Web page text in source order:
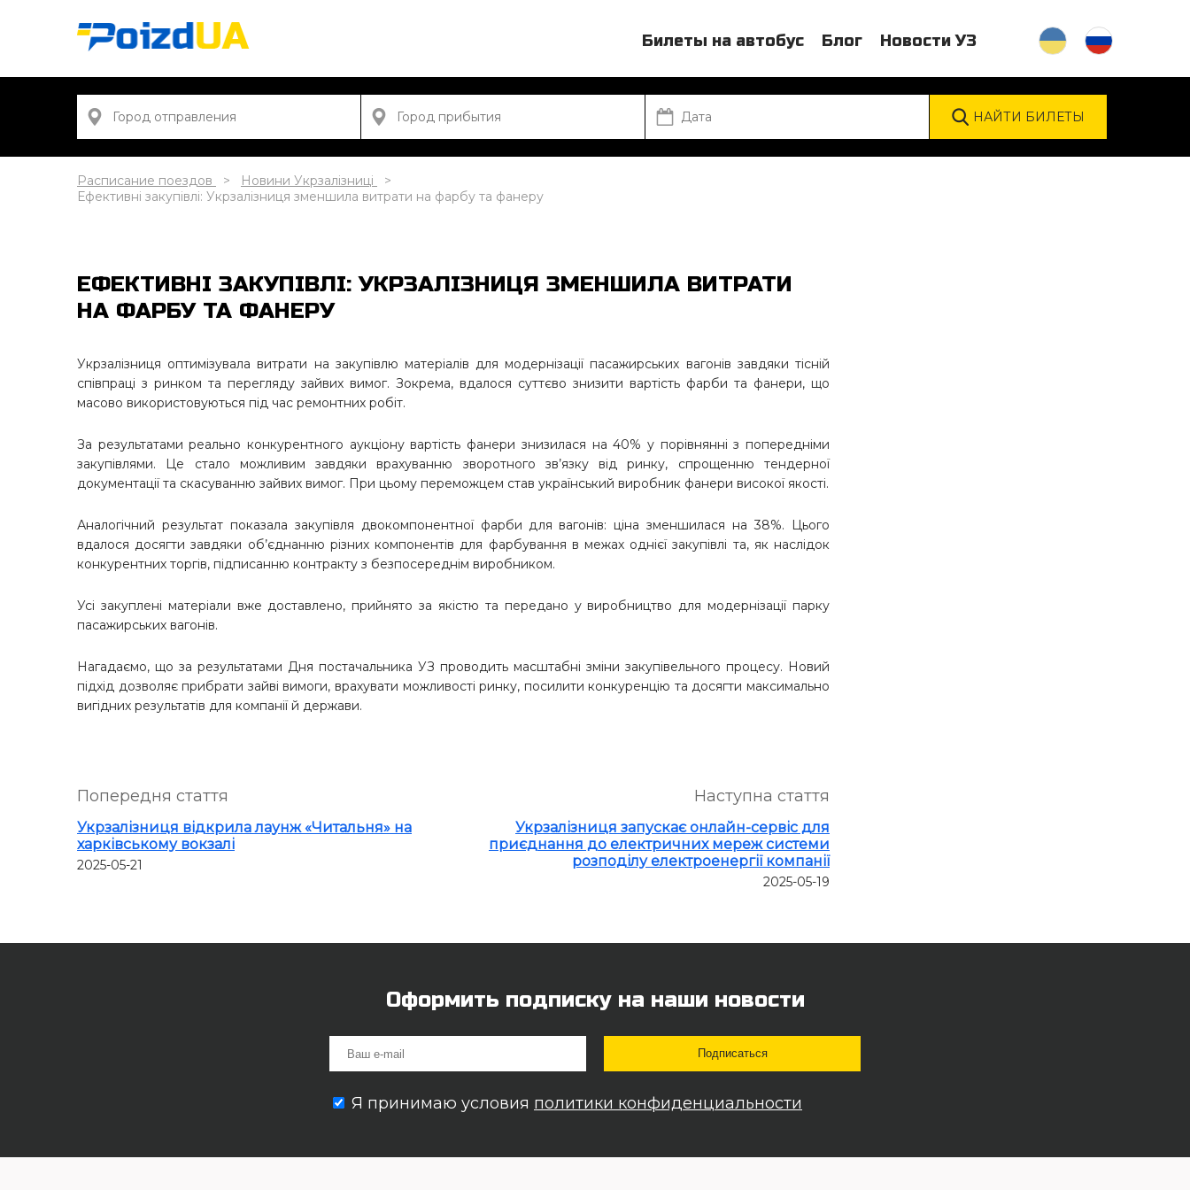
Билеты на автобус Блог Новости УЗ
Расписание поездов
Новини Укрзалізниці
Ефективні закупівлі: Укрзалізниця зменшила витрати на фарбу та фанеру
ЕФЕКТИВНІ ЗАКУПІВЛІ: УКРЗАЛІЗНИЦЯ ЗМЕНШИЛА ВИТРАТИ
НА ФАРБУ ТА ФАНЕРУ
Укрзалізниця оптимізувала витрати на закупівлю матеріалів для модернізації пасажирських вагонів завдяки тісній
співпраці з ринком та перегляду зайвих вимог. Зокрема, вдалося суттєво знизити вартість фарби та фанери, що
масово використовуються під час ремонтних робіт.
За результатами реально конкурентного аукціону вартість фанери знизилася на 40% у порівнянні з попередніми
закупівлями. Це стало можливим завдяки врахуванню зворотного зв’язку від ринку, спрощенню тендерної
документації та скасуванню зайвих вимог. При цьому переможцем став український виробник фанери високої якості.
Аналогічний результат показала закупівля двокомпонентної фарби для вагонів: ціна зменшилася на 38%. Цього
вдалося досягти завдяки об’єднанню різних компонентів для фарбування в межах однієї закупівлі та, як наслідок
конкурентних торгів, підписанню контракту з безпосереднім виробником.
Усі закуплені матеріали вже доставлено, прийнято за якістю та передано у виробництво для модернізації парку
пасажирських вагонів.
Нагадаємо, що за результатами Дня постачальника УЗ проводить масштабні зміни закупівельного процесу. Новий
підхід дозволяє прибрати зайві вимоги, врахувати можливості ринку, посилити конкуренцію та досягти максимально
вигідних результатів для компанії й держави.
Попередня стаття
Укрзалізниця відкрила лаунж «Читальня» на
харківському вокзалі
2025-05-21
Наступна стаття
Укрзалізниця запускає онлайн-сервіс для
приєднання до електричних мереж системи
розподілу електроенергії компанії
2025-05-19
Оформить подписку на наши новости
Я принимаю условия политики конфиденциальности